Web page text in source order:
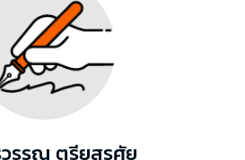
รรณ ตรียสรศัย